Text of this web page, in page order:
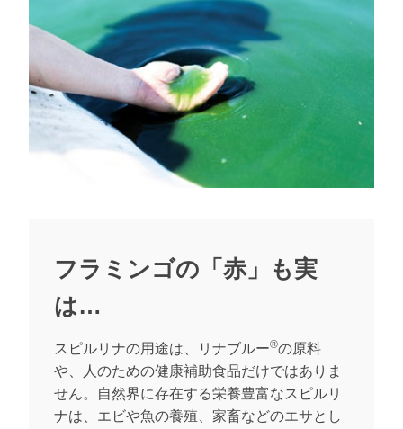
フラミンゴの「赤」も実
は…
スピルリナの用途は、リナブルー®の原料
や、人のための健康補助食品だけではありま
せん。自然界に存在する栄養豊富なスピルリ
ナは、エビや魚の養殖、家畜などのエサとし